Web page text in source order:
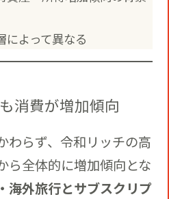
によって異なる
消費が増加傾向
わらず、令和リッチの高
ら全体的に増加傾向とな
海外旅行とサブスクリプ